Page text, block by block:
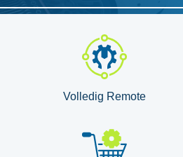
Volledig Remote